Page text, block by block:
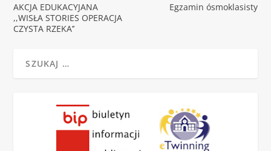
AKCJA EDUKACYJANA
,,WISŁA STORIES OPERACJA
CZYSTA RZEKA’’
Egzamin ósmoklasisty